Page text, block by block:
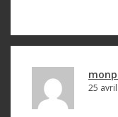
l
’
25